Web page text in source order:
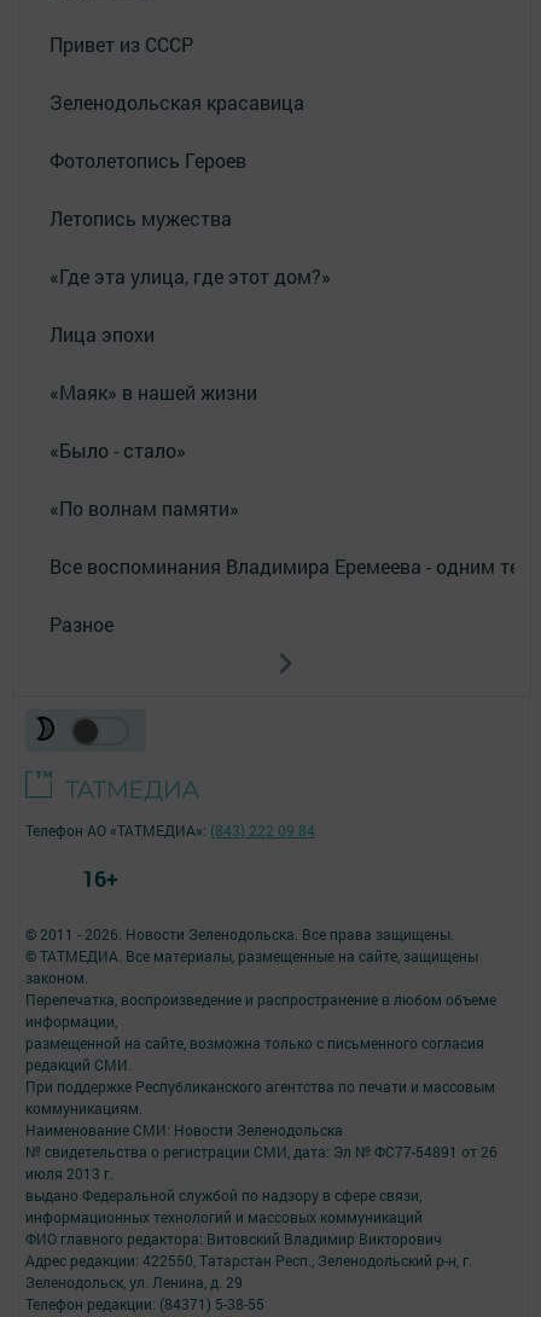
Привет из СССР
Зеленодольская красавица
Фотолетопись Героев
Летопись мужества
«Где эта улица, где этот дом?»
Лица эпохи
«Маяк» в нашей жизни
«Было - стало»
«По волнам памяти»
Все воспоминания Владимира Еремеева - одним
Разное
© 2011 - 2026. Новости Зеленодольска. Все права защищены.
© ТАТМЕДИА. Все материалы, размещенные на сайте, защищены
законом.
Перепечатка, воспроизведение и распространение в любом объеме
информации,
размещенной на сайте, возможна только с письменного согласия
редакций СМИ.
При поддержке Республиканского агентства по печати и массовым
коммуникациям.
Наименование СМИ: Новости Зеленодольска
№ свидетельства о регистрации СМИ, дата: Эл № ФС77-54891 от 26
июля 2013 г.
выдано Федеральной службой по надзору в сфере связи,
информационных технологий и массовых коммуникаций
ФИО главного редактора: Витовский Владимир Викторович
Адрес редакции: 422550, Татарстан Респ., Зеленодольский р-н, г.
Зеленодольск, ул. Ленина, д. 29
Телефон редакции: (84371) 5-38-55
Телефон АО «ТАТМЕДИА»: (843) 222 09 84
16+